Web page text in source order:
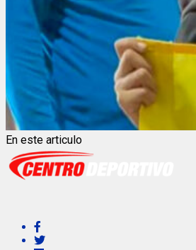
En este articulo